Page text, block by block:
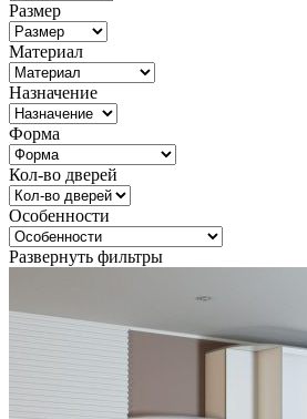
Размер
Материал
Назначение
Форма
Кол-во дверей
Особенности
Развернуть фильтры